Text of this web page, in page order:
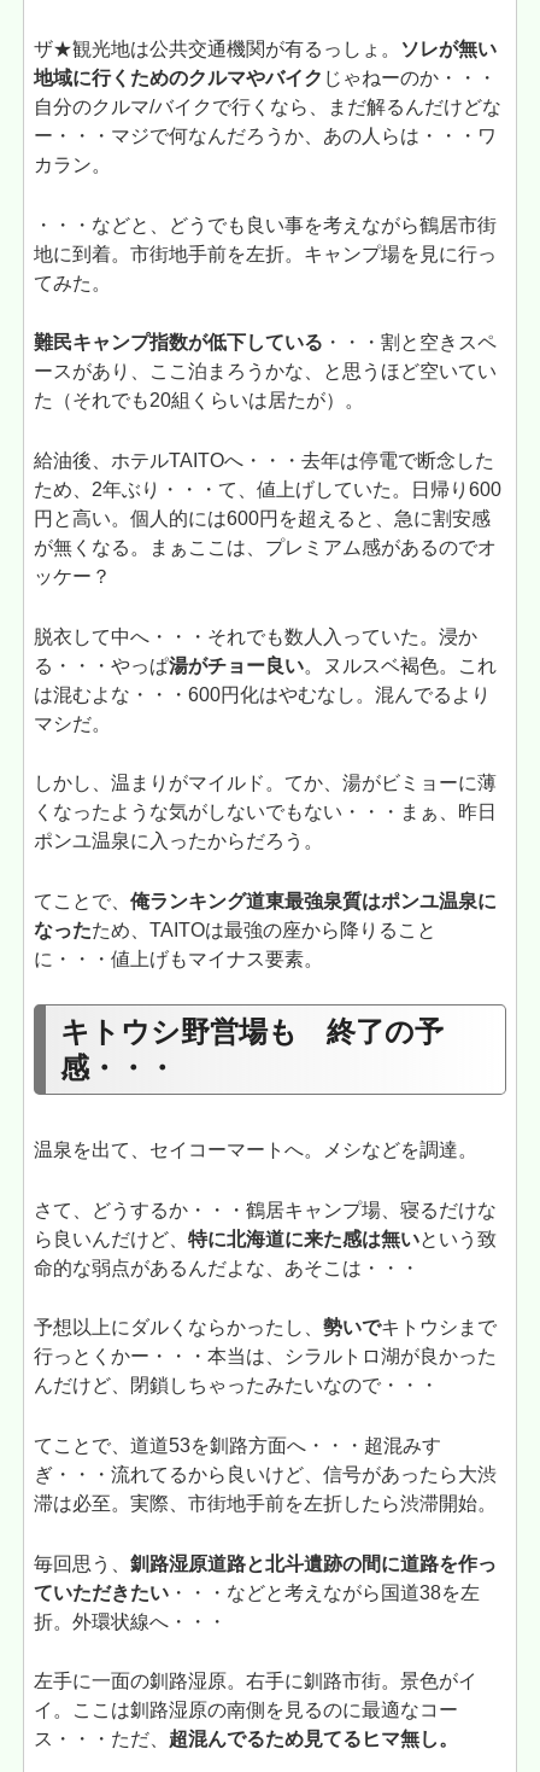
ザ★観光地は公共交通機関が有るっしょ。
ソレが無い
地域に行くためのクルマやバイク じゃねーのか・・・
自分のクルマ/バイクで行くなら、まだ解るんだけどな
ー・・・マジで何なんだろうか、あの人らは・・・ワ
カラン。
・・・などと、どうでも良い事を考えながら鶴居市街
地に到着。市街地手前を左折。キャンプ場を見に行っ
てみた。
難民キャンプ指数が低下している ・・・割と空きスペ
ースがあり、ここ泊まろうかな、と思うほど空いてい
た（それでも20組くらいは居たが）。
給油後、ホテルTAITOへ・・・去年は停電で断念した
ため、2年ぶり・・・て、値上げしていた。日帰り600
円と高い。個人的には600円を超えると、急に割安感
が無くなる。まぁここは、プレミアム感があるのでオ
ッケー？
脱衣して中へ・・・それでも数人入っていた。浸か
る・・・やっぱ湯がチョー良い。ヌルスベ褐色。これ
は混むよな・・・600円化はやむなし。混んでるより
マシだ。
しかし、温まりがマイルド。てか、湯がビミョーに薄
くなったような気がしないでもない・・・まぁ、昨日
ポンユ温泉に入ったからだろう。
てことで、俺ランキング道東最強泉質はポンユ温泉に
なったため、TAITOは最強の座から降りること
に・・・値上げもマイナス要素。
キトウシ野営場も 終了の予
感・・・
温泉を出て、セイコーマートへ。メシなどを調達。
さて、どうするか・・・鶴居キャンプ場、寝るだけな
ら良いんだけど、特に北海道に来た感は無いという致
命的な弱点があるんだよな、あそこは・・・
予想以上にダルくならかったし、勢いでキトウシまで
行っとくかー・・・本当は、シラルトロ湖が良かった
んだけど、閉鎖しちゃったみたいなので・・・
てことで、道道53を釧路方面へ・・・超混みす
ぎ・・・流れてるから良いけど、信号があったら大渋
滞は必至。実際、市街地手前を左折したら渋滞開始。
毎回思う、釧路湿原道路と北斗遺跡の間に道路を作っ
ていただきたい ・・・などと考えながら国道38を左
折。外環状線へ・・・
左手に一面の釧路湿原。右手に釧路市街。景色がイ
イ。ここは釧路湿原の南側を見るのに最適なコー
ス・・・ただ、 超混んでるため見てるヒマ無し。